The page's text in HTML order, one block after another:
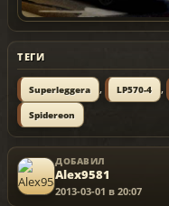
ТЕГИ
Superleggera , LP570-4 ,
Spidereon
ДОБАВИЛ
Alex9581
2013-03-01 в 20:07